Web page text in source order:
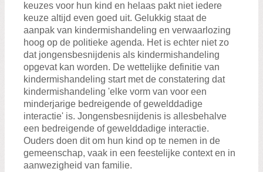
keuzes voor hun kind en helaas pakt niet iedere
keuze altijd even goed uit. Gelukkig staat de
aanpak van kindermishandeling en verwaarlozing
hoog op de politieke agenda. Het is echter niet zo
dat jongensbesnijdenis als kindermishandeling
opgevat kan worden. De wettelijke definitie van
kindermishandeling start met de constatering dat
kindermishandeling 'elke vorm van voor een
minderjarige bedreigende of gewelddadige
interactie' is. Jongensbesnijdenis is allesbehalve
een bedreigende of gewelddadige interactie.
Ouders doen dit om hun kind op te nemen in de
gemeenschap, vaak in een feestelijke context en in
aanwezigheid van familie.